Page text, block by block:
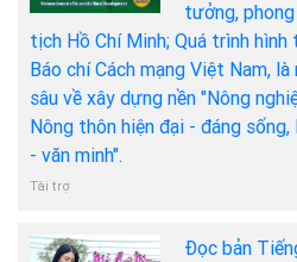
tưởng,
tịch Hồ Chí Minh; Quá trình
Báo chí Cách mạng Việt Nam,
sâu về xây dựng nền "Nông
Nông thôn hiện đại - đáng sống,
- văn minh".
Tài trợ
Đọc bản